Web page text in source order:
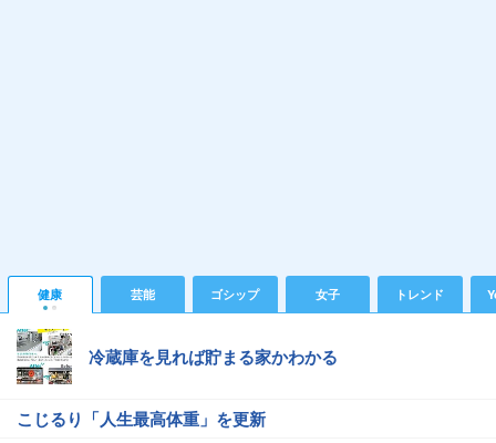
健康 芸能 ゴシップ 女子 トレンド
冷蔵庫を見れば貯まる家かわかる
こじるり「人生最高体重」を更新